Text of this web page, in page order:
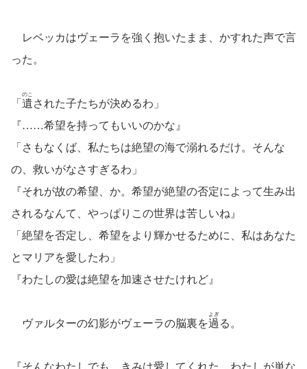
レベッカはヴェーラを強く抱いたまま、かすれた声で言
った。
「 遺
のこ
された子たちが決めるわ」
『……希望を持ってもいいのかな』
「さもなくば、私たちは絶望の海で溺れるだけ。そんな
の、救いがなさすぎるわ」
『それが故の希望、か。希望が絶望の否定によって生み出
されるなんて、やっぱりこの世界は苦しいね』
「絶望を否定し、希望をより輝かせるために、私はあなた
とマリアを愛したわ」
『わたしの愛は絶望を加速させたけれど』
ヴァルターの幻影がヴェーラの脳裏を過
よぎ
る。
『そんなわたしでも、きみは愛してくれた。わたしが単な